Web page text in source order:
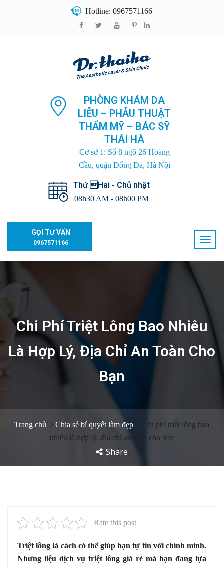
Hotline: 0967571166
PHÒNG KHÁM DA
LIỄU – PHẪU THUẬT
THẨM MỸ – BÁC SỸ
THÁI HÀ
Cơ sở 1: Số 8 ngõ 26 Hoàng
Cầu, quận Đống Đa, Hà Nội
Thứ Hai - Chủ nhật
08h30 AM - 08h00 PM
GỌI TƯ VẤN
0967571166
Chi Phí Triệt Lông Bao Nhiêu
Là Hợp Lý, Địa Chỉ An Toàn Cho
Bạn
Trang chủ Chia sẻ bí quyết làm đẹp
Chi phí triệt lông bao
nhiêu là hợp lý, địa chỉ an toàn cho bạn
Share
Rate this post
Triệt lông là cách có thể giúp bạn tự tin với chính mình.
Nhưng liệu dịch vụ triệt lông giá rẻ mà bạn đang lựa